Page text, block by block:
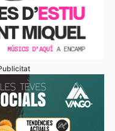
dos turistes durant
parelles